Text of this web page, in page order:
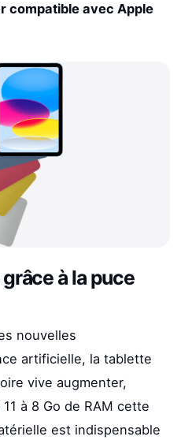
compatible avec Apple
à la puce
nouvelles
artificielle, la tablette
vive augmenter,
à 8 Go de RAM cette
est indispensable